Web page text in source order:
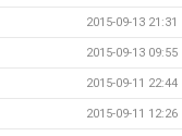
2015-09-13 21:31
2015-09-13 09:55
2015-09-11 22:44
2015-09-11 12:26